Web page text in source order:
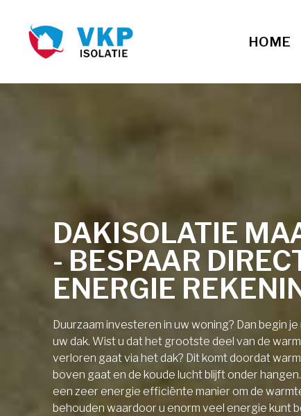
HOME
DAKISOLATIE
- BESPAAR
ENERGIE
Duurzaam investeren in uw woning? Dan begin
uw dak. Wist u dat het grootste deel van de
verloren gaat via het dak? Dit komt doordat
boven gaat en de koude lucht blijft onder
een zeer energie efficiënte manier om de
behouden waardoor u enorm veel energie kunt